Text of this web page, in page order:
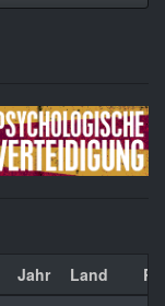
Jahr Land